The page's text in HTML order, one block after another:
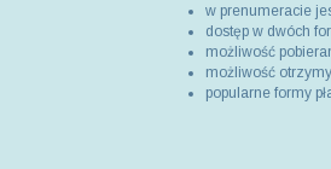
w prenumeracie
dostęp w dwóch
możliwość
możliwość
popularne formy